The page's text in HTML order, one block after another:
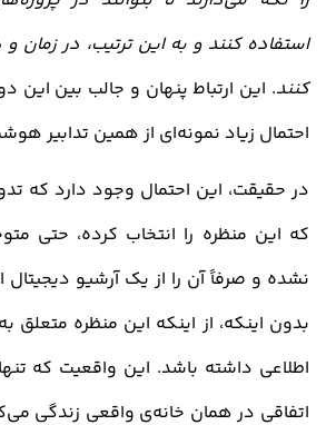
استفاده کنند و به این ترتیب، در زمان
کنند. این ارتباط پنهان و جالب بین این
احتمال زیاد نمونه‌ای از همین تدابیر
در حقیقت، این احتمال وجود دارد که
که این منظره را انتخاب کرده، حتی
نشده و صرفاً آن را از یک آرشیو دیجیتال
بدون اینکه، از اینکه این منظره متعلق
اطلاعی داشته باشد. این واقعیت که
اتفاقی در همان خانه‌ی واقعی زندگی